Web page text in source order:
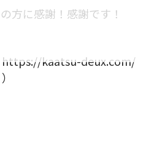
方に感謝！感謝です！
https://kaatsu-deux.com/